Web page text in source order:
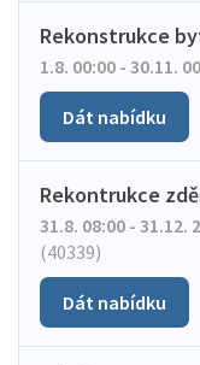
Rekonstrukce
1.8. 00:00 - 30.11.
Dát nabídku
Rekontrukce
31.8. 08:00 - 31.12.
(40339)
Dát nabídku